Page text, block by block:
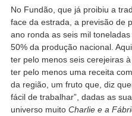
No Fundão, que já proibiu a
face da estrada, a previsão de
ano ronda as seis mil
50% da produção nacional.
ter pelo menos seis cerejeiras
ter pelo menos uma receita
da região, um fruto que, diz
fácil de trabalhar”, dadas as
universo muito Charlie e a